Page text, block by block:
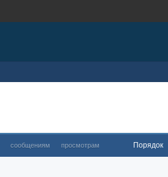
сообщениям просмотрам Порядок